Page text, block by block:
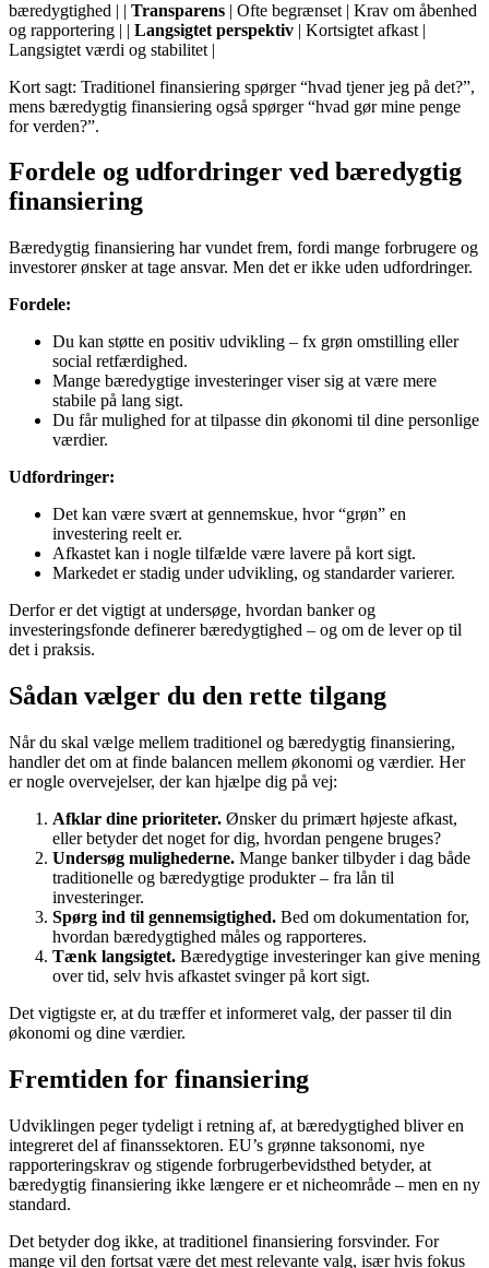
bæredygtighed | | Transparens | Ofte begrænset | Krav om åbenhed
og rapportering | | Langsigtet perspektiv | Kortsigtet afkast |
Langsigtet værdi og stabilitet |
Kort sagt: Traditionel finansiering spørger “hvad tjener jeg på det?”,
mens bæredygtig finansiering også spørger “hvad gør mine penge
for verden?”.
Fordele og udfordringer ved bæredygtig
finansiering
Bæredygtig finansiering har vundet frem, fordi mange forbrugere og
investorer ønsker at tage ansvar. Men det er ikke uden udfordringer.
Fordele:
Du kan støtte en positiv udvikling – fx grøn omstilling eller
social retfærdighed.
Mange bæredygtige investeringer viser sig at være mere
stabile på lang sigt.
Du får mulighed for at tilpasse din økonomi til dine personlige
værdier.
Udfordringer:
Det kan være svært at gennemskue, hvor “grøn” en
investering reelt er.
Afkastet kan i nogle tilfælde være lavere på kort sigt.
Markedet er stadig under udvikling, og standarder varierer.
Derfor er det vigtigt at undersøge, hvordan banker og
investeringsfonde definerer bæredygtighed – og om de lever op til
det i praksis.
Sådan vælger du den rette tilgang
Når du skal vælge mellem traditionel og bæredygtig finansiering,
handler det om at finde balancen mellem økonomi og værdier. Her
er nogle overvejelser, der kan hjælpe dig på vej:
Afklar dine prioriteter. Ønsker du primært højeste afkast,
eller betyder det noget for dig, hvordan pengene bruges?
Undersøg mulighederne. Mange banker tilbyder i dag både
traditionelle og bæredygtige produkter – fra lån til
investeringer.
Spørg ind til gennemsigtighed. Bed om dokumentation for,
hvordan bæredygtighed måles og rapporteres.
Tænk langsigtet. Bæredygtige investeringer kan give mening
over tid, selv hvis afkastet svinger på kort sigt.
Det vigtigste er, at du træffer et informeret valg, der passer til din
økonomi og dine værdier.
Fremtiden for finansiering
Udviklingen peger tydeligt i retning af, at bæredygtighed bliver en
integreret del af finanssektoren. EU’s grønne taksonomi, nye
rapporteringskrav og stigende forbrugerbevidsthed betyder, at
bæredygtig finansiering ikke længere er et nicheområde – men en ny
standard.
Det betyder dog ikke, at traditionel finansiering forsvinder. For
mange vil den fortsat være det mest relevante valg, især hvis fokus